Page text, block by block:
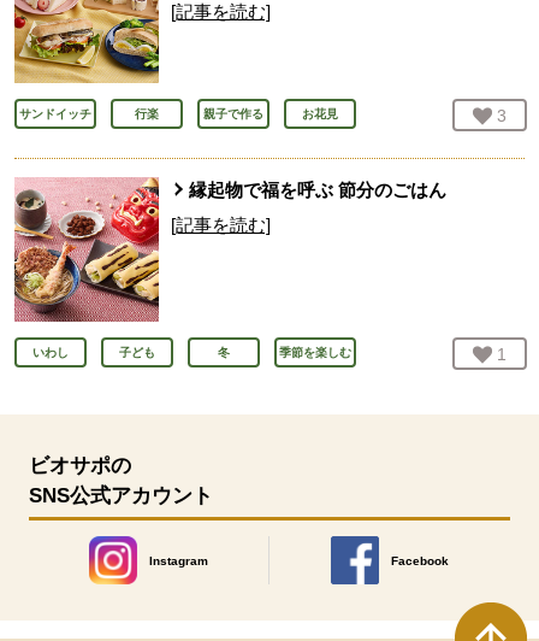
[記事を読む]
サンドイッチ 行楽 親子で作る お花見 お気
3
縁起物で福を呼ぶ 節分のごはん
[記事を読む]
いわし 子ども 冬 季節を楽しむ お気
1
ビオサポの
SNS公式アカウント
Instagram
別のウィンドウで開きます。
Facebook
別のウィンドウで開きます